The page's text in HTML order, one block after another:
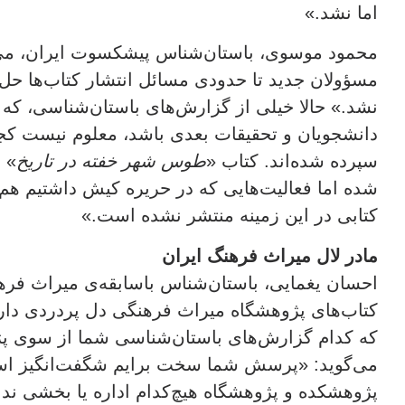
اما نشد.»
محمود موسوی، باستان‌شناس پیشکسوت ایران،
مسؤولان جدید تا حدودی مسائل انتشار کتاب‌ها
نشد.» حالا خیلی از گزارش‌های باستان‌شناسی،
دانشجویان و تحقیقات بعدی باشد، معلوم نیست
سپرده شده‌اند. کتاب «طوس شهر خفته در تاریخ»
شده اما فعالیت‌هایی که در حریره کیش داشتیم
کتابی در این زمینه منتشر نشده است.»
مادر لال میراث فرهنگ ایران
احسان یغمایی، باستان‌شناس باسابقه‌ی میراث
کتاب‌های پژوهشگاه میراث فرهنگی دل پردردی
که کدام گزارش‌های باستان‌شناسی شما از سوی
می‌گوید: «پرسش شما سخت برایم شگفت‌انگیز
پژوهشکده و پژوهشگاه هیچ‌کدام اداره یا بخشی